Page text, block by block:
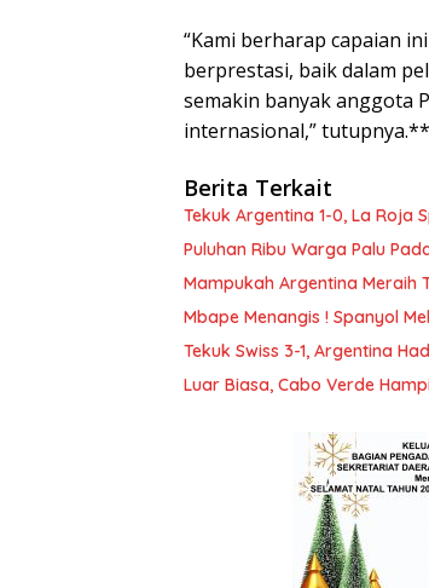
“Kami berharap capaian
berprestasi, baik dalam
semakin banyak anggota
internasional,” tutupnya.**
Berita Terkait
Tekuk Argentina 1-0, La Roja
Puluhan Ribu Warga Palu
Mampukah Argentina Meraih
Mbape Menangis ! Spanyol
Tekuk Swiss 3-1, Argentina
Luar Biasa, Cabo Verde